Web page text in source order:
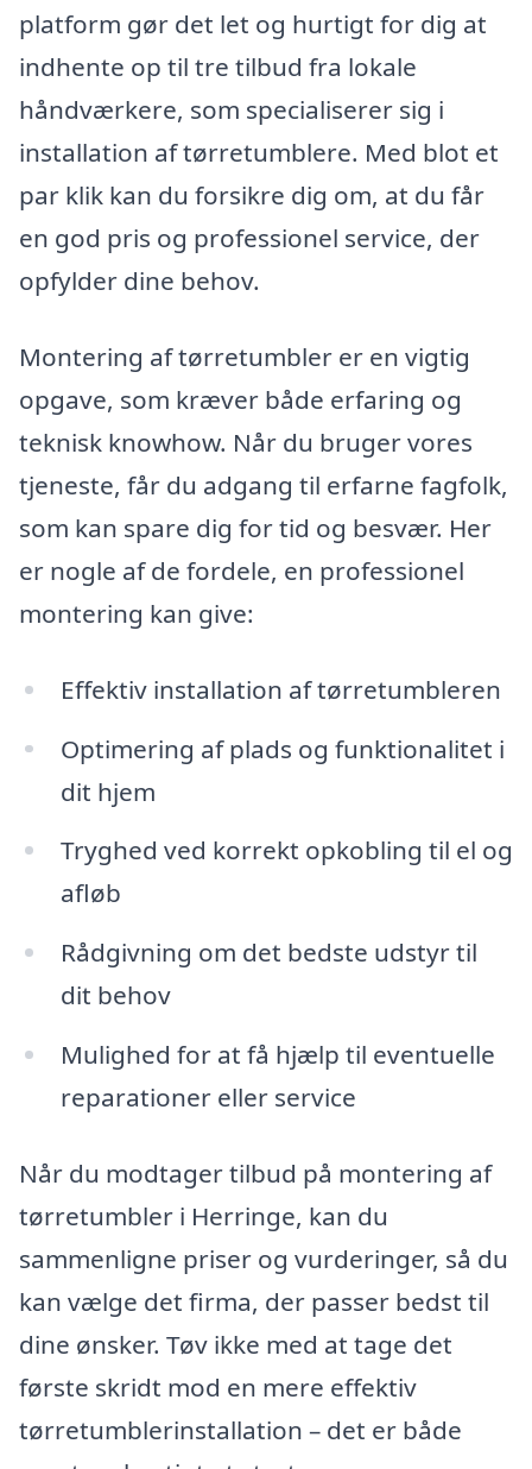
platform gør det let og hurtigt for dig at
indhente op til tre tilbud fra lokale
håndværkere, som specialiserer sig i
installation af tørretumblere. Med blot et
par klik kan du forsikre dig om, at du får
en god pris og professionel service, der
opfylder dine behov.
Montering af tørretumbler er en vigtig
opgave, som kræver både erfaring og
teknisk knowhow. Når du bruger vores
tjeneste, får du adgang til erfarne fagfolk,
som kan spare dig for tid og besvær. Her
er nogle af de fordele, en professionel
montering kan give:
Effektiv installation af tørretumbleren
Optimering af plads og funktionalitet i
dit hjem
Tryghed ved korrekt opkobling til el og
afløb
Rådgivning om det bedste udstyr til
dit behov
Mulighed for at få hjælp til eventuelle
reparationer eller service
Når du modtager tilbud på montering af
tørretumbler i Herringe, kan du
sammenligne priser og vurderinger, så du
kan vælge det firma, der passer bedst til
dine ønsker. Tøv ikke med at tage det
første skridt mod en mere effektiv
tørretumblerinstallation – det er både